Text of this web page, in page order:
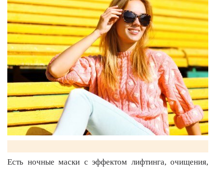
Есть ночные маски с эффектом лифтинга, очищения,